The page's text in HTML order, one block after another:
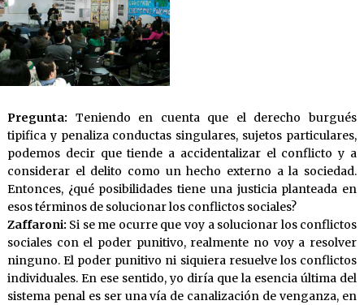
Pregunta: Teniendo en cuenta que el derecho burgués
tipifica y penaliza conductas singulares, sujetos particulares,
podemos decir que tiende a accidentalizar el conflicto y a
considerar el delito como un hecho externo a la sociedad.
Entonces, ¿qué posibilidades tiene una justicia planteada en
esos términos de solucionar los conflictos sociales?
Zaffaroni: Si se me ocurre que voy a solucionar los conflictos
sociales con el poder punitivo, realmente no voy a resolver
ninguno. El poder punitivo ni siquiera resuelve los conflictos
individuales. En ese sentido, yo diría que la esencia última del
sistema penal es ser una vía de canalización de venganza, en